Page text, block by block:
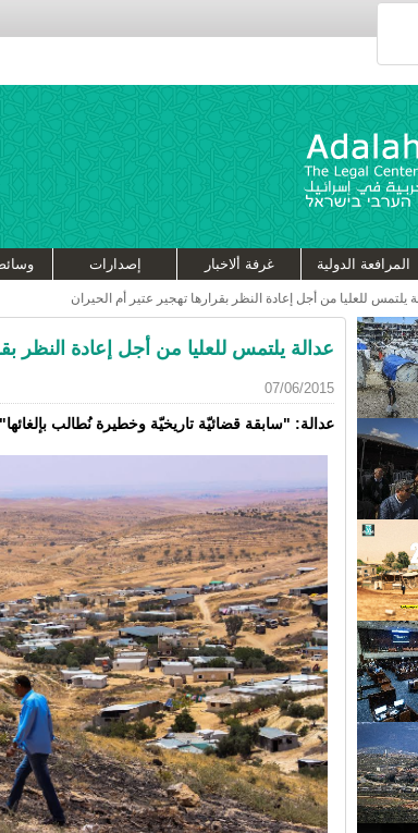
المرافعة الدولية غرفة ألاخبار إصدارات
يلتمس للعليا من أجل إعادة النظر بقرارها تهجير عتير أم الحيران
عدالة يلتمس للعليا من أجل إعادة النظر
07/06/2015
عدالة: "سابقة قضائيّة تاريخيّة وخطيرة نُطالب بإلغائها"